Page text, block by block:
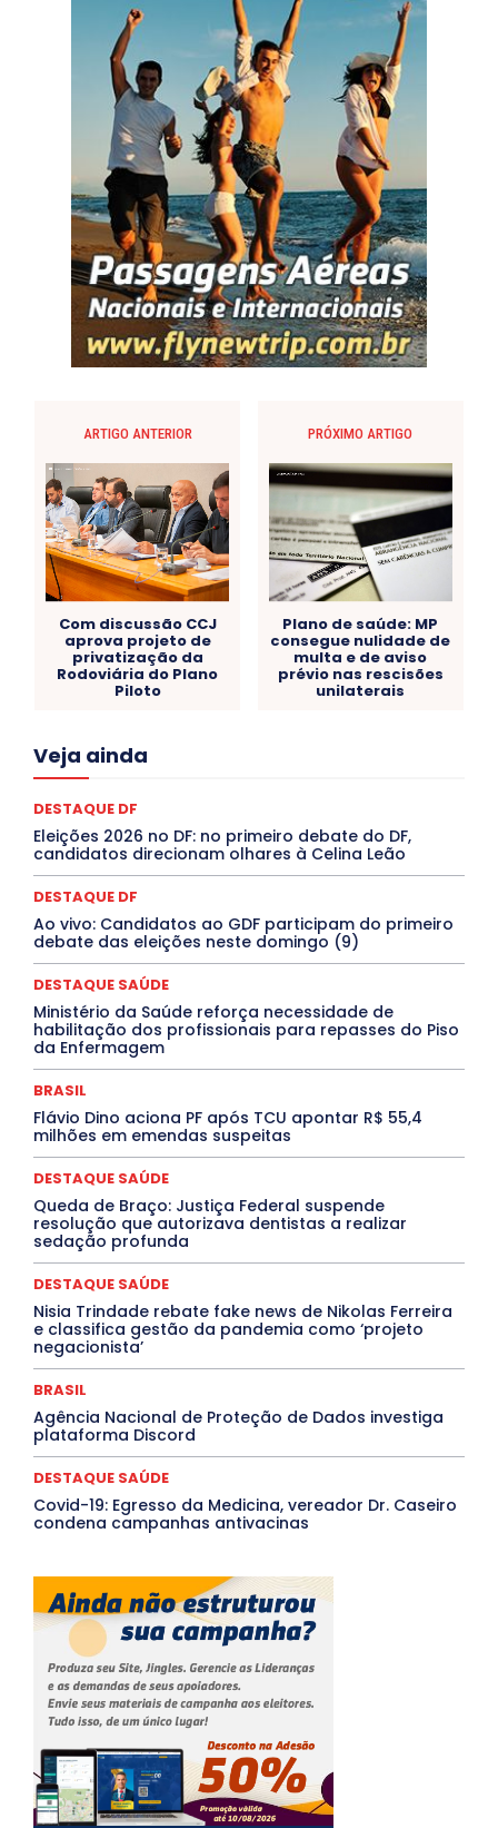
ARTIGO ANTERIOR
Com discussão CCJ
aprova projeto de
privatização da
Rodoviária do Plano
Piloto
PRÓXIMO ARTIGO
Plano de saúde: MP
consegue nulidade de
multa e de aviso
prévio nas rescisões
unilaterais
Veja ainda
Acre
Congressuanas & Esplanadumas
Covid-19
Crônica Política Crônicas
Cultura e Tal
DANÇA Dengue
Denuncia
DESTAQUE BRASIL
DESTAQUE DF
DESTAQUE SAÚDE
DESTAQUES OUTROS
ELEIÇÕES
EMPREGO E OPORTUNIDADES
ENTORNO
Especial
Espírito Santo ESPORTE
EVENTOS
EXPOSIÇÃO Featured
Febre Amarela
INTELIGÊNCIA ARTIFICIAL
INTERNACIONAL
Jogos Online
JUDICIÁRIO LITERATURA
Maranhão
Marburg
Mato Grosso
Mato Grosso do Sul
MEIO AMBIENTE
Minas Gerais MOBILIDADE
MPOX
MÚSICA
PROCESSO SELETIVO
PUBLIEDITORIAL
QUALIFICAÇÃO PROFISSIONAL
Santa Catarina
Saúde Agora
SEGURANÇA
Soltando o Verbo
TÁ FROID?
TEATRO TECNOLOGIA
Tocantins
DESTAQUE DF
Eleições 2026 no DF: no primeiro debate do DF,
candidatos direcionam olhares à Celina Leão
DESTAQUE DF
Ao vivo: Candidatos ao GDF participam do primeiro
debate das eleições neste domingo (9)
DESTAQUE SAÚDE
Ministério da Saúde reforça necessidade de
habilitação dos profissionais para repasses do Piso
da Enfermagem
BRASIL
Flávio Dino aciona PF após TCU apontar R$ 55,4
milhões em emendas suspeitas
DESTAQUE SAÚDE
Queda de Braço: Justiça Federal suspende
resolução que autorizava dentistas a realizar
sedação profunda
DESTAQUE SAÚDE
Nisia Trindade rebate fake news de Nikolas Ferreira
e classifica gestão da pandemia como ‘projeto
negacionista’
BRASIL
Agência Nacional de Proteção de Dados investiga
plataforma Discord
DESTAQUE SAÚDE
Covid-19: Egresso da Medicina, vereador Dr. Caseiro
condena campanhas antivacinas